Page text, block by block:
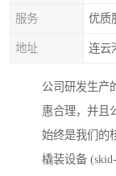
服务 优质
地址 连云
公司研发生产
惠合理，并且
始终是我们的
橇装设备